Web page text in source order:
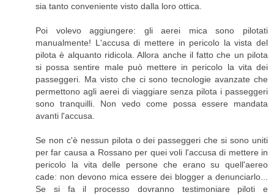
sia tanto conveniente visto dalla loro ottica.
Poi volevo aggiungere: gli aerei mica sono pilotati
manualmente! L'accusa di mettere in pericolo la vista del
pilota è alquanto ridicola. Allora anche il fatto che un pilota
si possa sentire male può mettere in pericolo la vita dei
passeggeri. Ma visto che ci sono tecnologie avanzate che
permettono agli aerei di viaggiare senza pilota i passeggeri
sono tranquilli. Non vedo come possa essere mandata
avanti l'accusa.
Se non c'è nessun pilota o dei passeggeri che si sono uniti
per far causa a Rossano per quei voli l'accusa di mettere in
pericolo la vita delle persone che erano su quell'aereo
cade: non devono mica essere dei blogger a denunciarlo...
Se si fa il processo dovranno testimoniare piloti e